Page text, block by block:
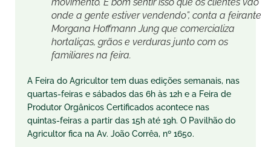
onde a gente estiver vendendo”, conta a feirante
Morgana Hoffmann Jung que comercializa
hortaliças, grãos e verduras junto com os
familiares na feira.
A Feira do Agricultor tem duas edições semanais, nas
quartas-feiras e sábados das 6h às 12h e a Feira de
Produtor Orgânicos Certificados acontece nas
quintas-feiras a partir das 15h até 19h. O Pavilhão do
Agricultor fica na Av. João Corrêa, nº 1650.